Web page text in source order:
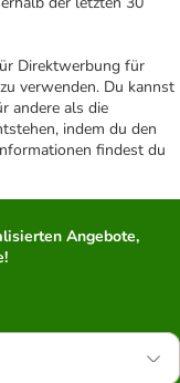
Direktwerbung für
verwenden. Du kannst
andere als die
indem du den
findest du
Angebote,